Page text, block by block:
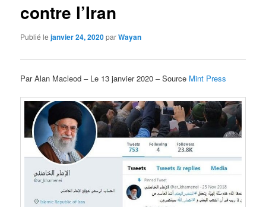
contre l’Iran
Publié lejanvier 24, 2020parWayan
Par Alan Macleod – Le 13 janvier 2020 – Source Mint Press